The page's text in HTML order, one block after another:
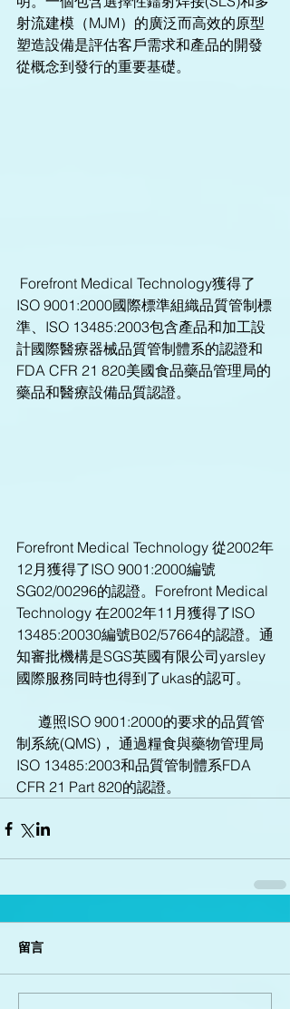
射流建模（MJM）的廣泛而高效的原型
塑造設備是評估客戶需求和產品的開發
從概念到發行的重要基礎。
ISO 9001:2000國際標準組織品質管制標
準、ISO 13485:2003包含產品和加工設
計國際醫療器械品質管制體系的認證和
FDA CFR 21 820美國食品藥品管理局的
藥品和醫療設備品質認證。
Forefront Medical Technology 從2002年
12月獲得了ISO 9001:2000編號
SG02/00296的認證。Forefront Medical
Technology 在2002年11月獲得了ISO
13485:20030編號B02/57664的認證。通
知審批機構是SGS英國有限公司yarsley
國際服務同時也得到了ukas的認可。
制系統(QMS)， 通過糧食與藥物管理局
ISO 13485:2003和品質管制體系FDA
CFR 21 Part 820的認證。
留言